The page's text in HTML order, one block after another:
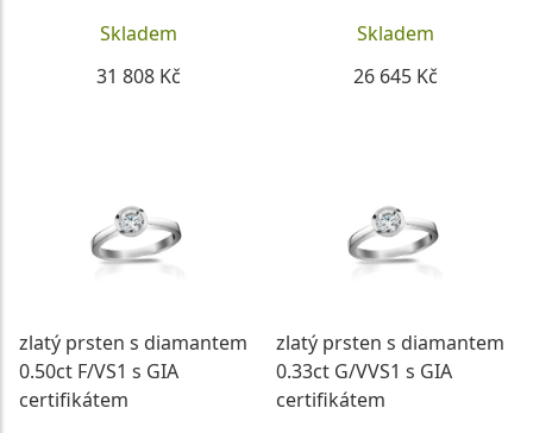
Skladem
31 808 Kč
Skladem
26 645 Kč
zlatý prsten s diamantem
0.50ct F/VS1 s GIA
certifikátem
zlatý prsten s diamantem
0.33ct G/VVS1 s GIA
certifikátem